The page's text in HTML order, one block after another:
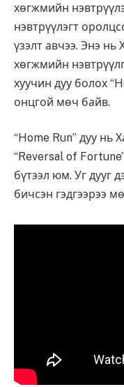
хөгжмийн
нэвтрүүлэгт
үзэлт авчээ. Энэ
хөгжмийн
хуучин дуу болох
онцгой мөч байв.
“Home Run” дуу нь
“Reversal of
бүтээл юм. Уг дууг
бичсэн гэдгээрээ